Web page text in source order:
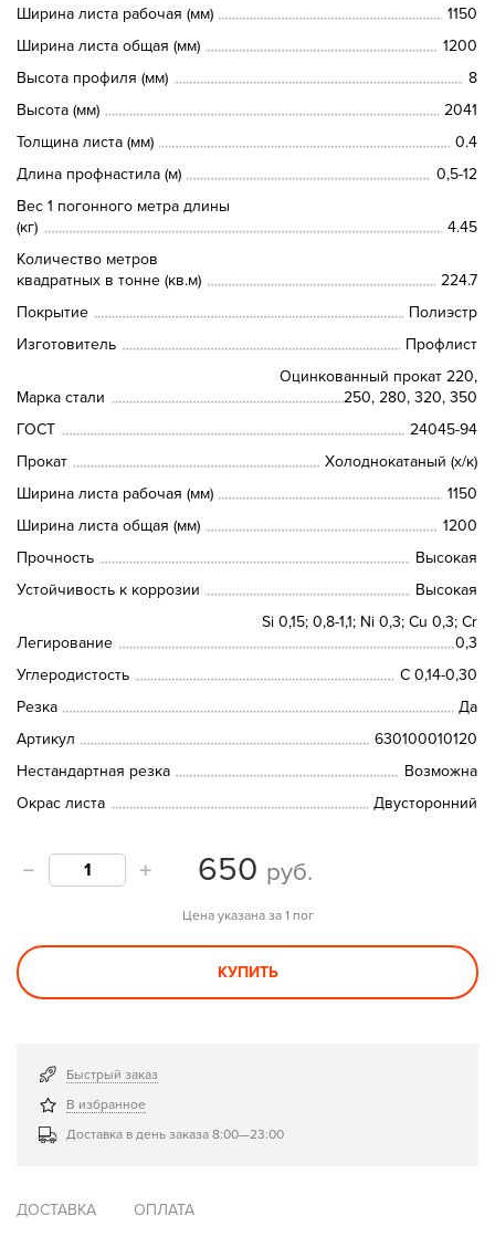
Ширина листа рабочая (мм)
1150
Ширина листа общая (мм)
1200
Высота профиля (мм)
8
Высота (мм)
2041
Толщина листа (мм)
0.4
Длина профнастила (м)
0,5-12
Вес 1 погонного метра длины
(кг)
4.45
Количество метров
квадратных в тонне (кв.м)
224.7
Покрытие
Полиэстр
Изготовитель
Профлист
Марка стали
Оцинкованный прокат 220,
250, 280, 320, 350
ГОСТ
24045-94
Прокат
Холоднокатаный (х/к)
Ширина листа рабочая (мм)
1150
Ширина листа общая (мм)
1200
Прочность
Высокая
Устойчивость к коррозии
Высокая
Легирование
Si 0,15; 0,8-1,1; Ni 0,3; Сu 0,3; Cr
0,3
Углеродистость
C 0,14-0,30
Резка
Да
Артикул
630100010120
Нестандартная резка
Возможна
Окрас листа
Двусторонний
650 руб.
Цена указана за 1 пог
КУПИТЬ
Быстрый заказ
В избранное
Доставка в день заказа 8:00—23:00
ДОСТАВКА ОПЛАТА